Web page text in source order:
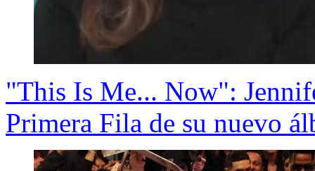
"This Is Me... Now":
Primera Fila de su nuevo